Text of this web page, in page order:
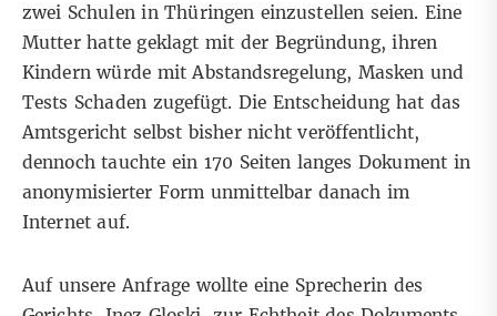
zwei Schulen in Thüringen einzustellen seien. Eine
Mutter hatte geklagt mit der Begründung, ihren
Kindern würde mit Abstandsregelung, Masken und
Tests Schaden zugefügt. Die Entscheidung hat das
Amtsgericht selbst bisher nicht veröffentlicht,
dennoch tauchte ein 170 Seiten langesDokumentin
anonymisierter Form unmittelbar danach im
Internetauf.
Auf unsere Anfrage wollte eine Sprecherin des